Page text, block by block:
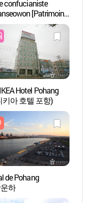
confucianiste
[Patrimoine
de l'UNESCO]
서원)
Hotel Pohang
키아 호텔 포항)
de Pohang
하